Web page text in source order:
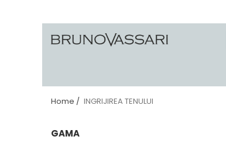
| GAME PRODUSE
Pure Solutions - Ten Acneic
Lab Radiance - Stralucire
Home / INGRIJIREA TENULUI
GAMA